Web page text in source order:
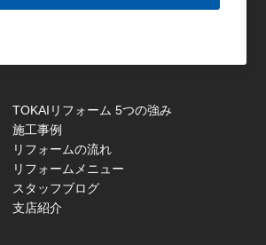
TOKAIリフォーム 5つの強み
施工事例
リフォームの流れ
リフォームメニュー
スタッフブログ
支店紹介